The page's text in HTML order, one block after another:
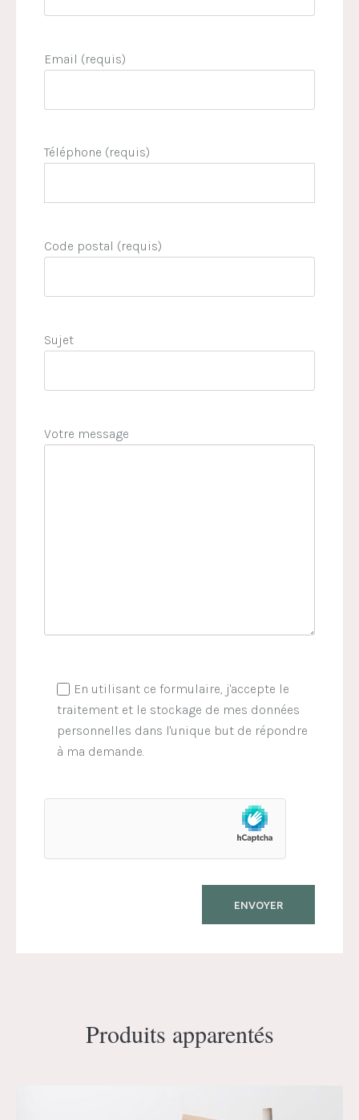
Email (requis)
Téléphone (requis)
Code postal (requis)
Sujet
Votre message
En utilisant ce formulaire, j'accepte le
traitement et le stockage de mes données
personnelles dans l'unique but de répondre
à ma demande.
Produits apparentés